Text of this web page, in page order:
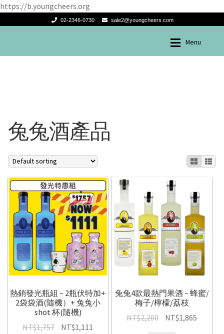
https://b.youngcheers.org
02-2346-0730 sale2@youngcheers.com
Menu
兔兔酒產品
兔兔酒產品
兔兔酒產品
熱銷發光瓶組 – 2瓶伏特加+
2袋袋酒(隨機）+ 兔兔小
shot 杯(隨機)
NT$1,757 NT$1,111
兔兔4款最熱門果酒 – 蜂蜜/
梅子/檸檬/荔枝
NT$2,200 NT$1,865